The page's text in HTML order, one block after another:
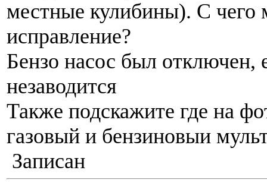
местные кулибины). С чего
исправление?
Бензо насос был отключен,
незаводится
Также подскажите где на
газовый и бензиновыи
Записан